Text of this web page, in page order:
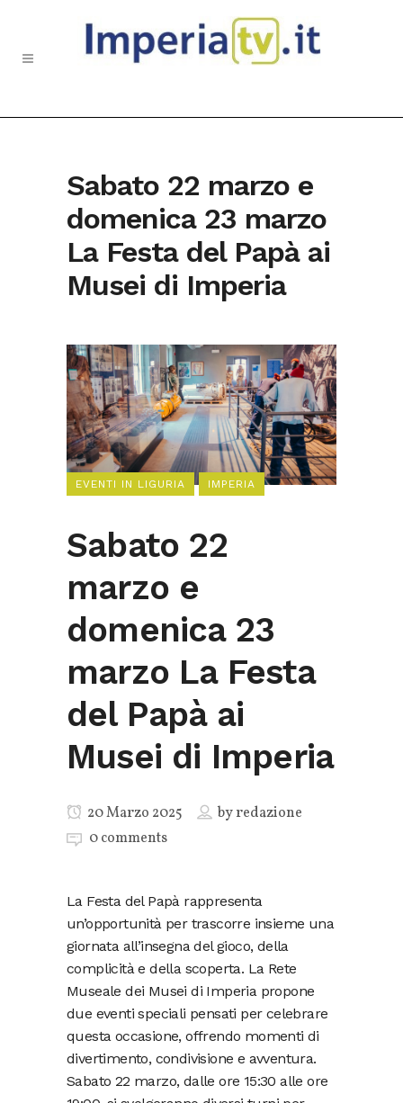
Sabato 22 marzo e
domenica 23 marzo
La Festa del Papà ai
Musei di Imperia
EVENTI IN LIGURIA IMPERIA
Sabato 22
marzo e
domenica 23
marzo La Festa
del Papà ai
Musei di Imperia
20 Marzo 2025 byredazione
0 comments
La Festa del Papà rappresenta
un’opportunità per trascorre insieme una
giornata all’insegna del gioco, della
complicità e della scoperta. La Rete
Museale dei Musei di Imperia propone
due eventi speciali pensati per celebrare
questa occasione, offrendo momenti di
divertimento, condivisione e avventura.
Sabato 22 marzo, dalle ore 15:30 alle ore